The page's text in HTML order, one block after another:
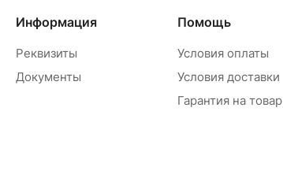
Информация
Реквизиты
Документы
Помощь
Условия оплаты
Условия доставки
Гарантия на товар